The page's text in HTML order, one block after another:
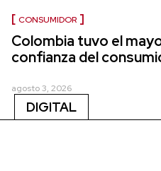
CONSUMIDOR
Colombia tuvo el
confianza del
agosto 3, 2026
DIGITAL